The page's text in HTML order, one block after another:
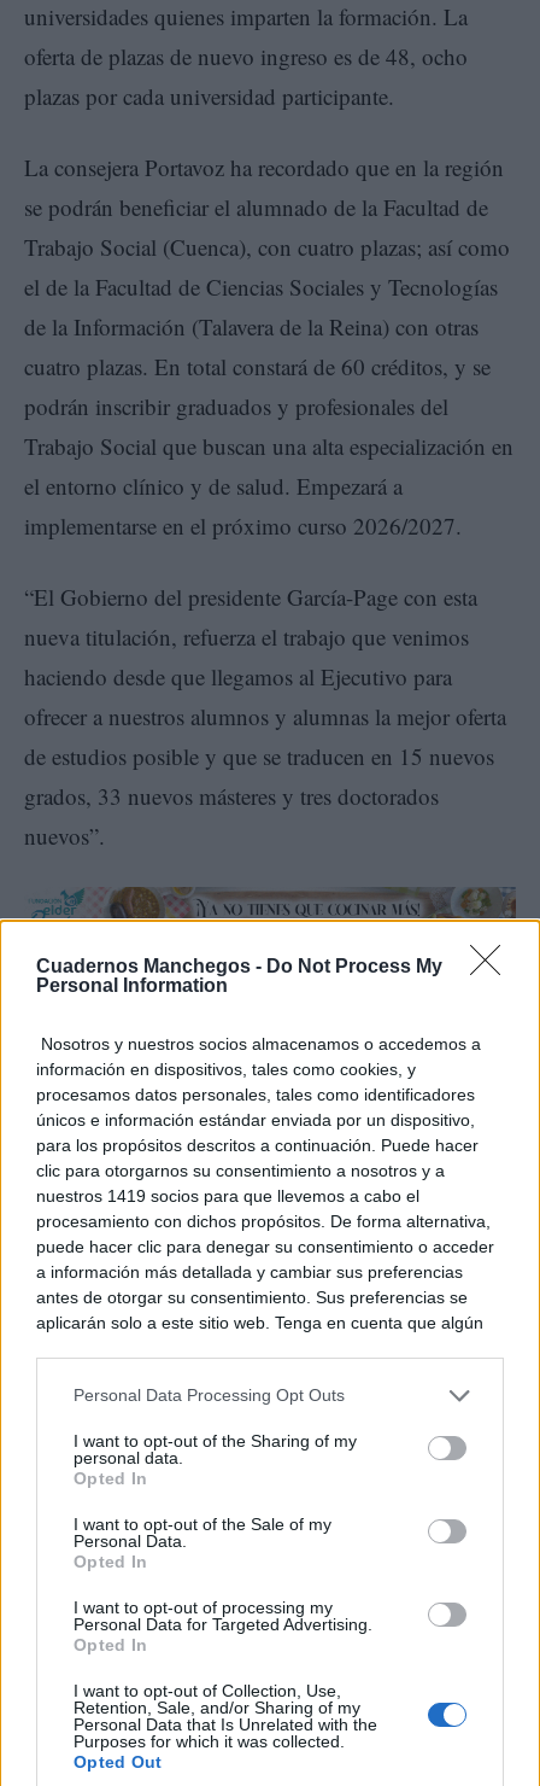
Cuadernos Manchegos - Do Not Process My
Personal Information
Nosotros y nuestros socios almacenamos o accedemos a
información en dispositivos, tales como cookies, y
procesamos datos personales, tales como identificadores
únicos e información estándar enviada por un dispositivo,
para los propósitos descritos a continuación. Puede hacer
clic para otorgarnos su consentimiento a nosotros y a
nuestros 1419 socios para que llevemos a cabo el
procesamiento con dichos propósitos. De forma alternativa,
puede hacer clic para denegar su consentimiento o acceder
a información más detallada y cambiar sus preferencias
antes de otorgar su consentimiento. Sus preferencias se
aplicarán solo a este sitio web. Tenga en cuenta que algún
rechazar tal procesamiento. Puede cambiar sus preferencias
a este sitio y haciendo clic en el botón "Privacidad" en la
parte inferior de la página web.
Please note that this website/app uses one or more Google
services and may gather and store information including but
not limited to your visit or usage behaviour. You may click to
use your data for below specified purposes in below Google
consent section.
Personal Data Processing Opt Outs
I want to opt-out of the Sharing of my
personal data.
Opted In
I want to opt-out of the Sale of my
Personal Data.
Opted In
I want to opt-out of processing my
Personal Data for Targeted Advertising.
Opted In
I want to opt-out of Collection, Use,
Retention, Sale, and/or Sharing of my
Personal Data that Is Unrelated with the
Purposes for which it was collected.
Opted Out
universidades quienes imparten la formación. La
oferta de plazas de nuevo ingreso es de 48, ocho
plazas por cada universidad participante.
La consejera Portavoz ha recordado que en la región
se podrán beneficiar el alumnado de la Facultad de
Trabajo Social (Cuenca), con cuatro plazas; así como
el de la Facultad de Ciencias Sociales y Tecnologías
de la Información (Talavera de la Reina) con otras
cuatro plazas. En total constará de 60 créditos, y se
podrán inscribir graduados y profesionales del
Trabajo Social que buscan una alta especialización en
el entorno clínico y de salud. Empezará a
implementarse en el próximo curso 2026/2027.
“El Gobierno del presidente García-Page con esta
nueva titulación, refuerza el trabajo que venimos
haciendo desde que llegamos al Ejecutivo para
ofrecer a nuestros alumnos y alumnas la mejor oferta
de estudios posible y que se traducen en 15 nuevos
grados, 33 nuevos másteres y tres doctorados
nuevos”.
La consejera se ha mostrado muy satisfecha con este
“el Gobierno de Castilla-La Mancha entiende que la
universidad pública debe ser una herramienta de
desarrollo social, económico y territorial de la
región”. Y ha recordado que el Ejecutivo está
ultimando la que será la futura ley de Universidad de
Castilla-La Mancha, una norma que buscará
“garantizar calidad, estabilidad, financiación
universidad pública fuerte, conectada con la realidad